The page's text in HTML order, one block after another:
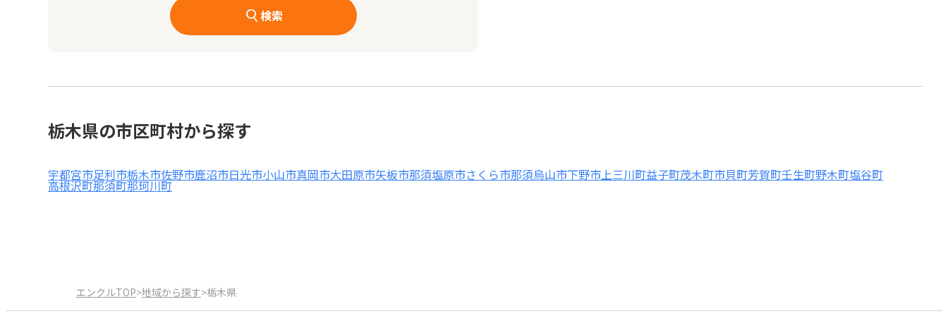
検索
栃木県の市区町村から探す
宇都宮市足利市栃木市佐野市鹿沼市日光市小山市真岡市大田原市矢板市那須塩原市さくら市那須烏山市下野市上三川町益子町茂木町市貝町芳賀町壬生町野木町塩谷町
高根沢町那須町那珂川町
エンクルTOP>地域から探す>栃木県